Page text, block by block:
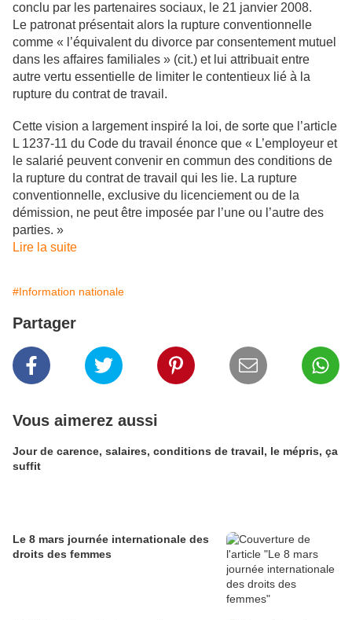
conclu par les partenaires sociaux, le 21 janvier 2008.
Le patronat présentait alors la rupture conventionnelle
comme « l’équivalent du divorce par consentement mutuel
dans les affaires familiales » (cit.) et lui attribuait entre
autre vertu essentielle de limiter le contentieux lié à la
rupture du contrat de travail.
Cette vision a largement inspiré la loi, de sorte que l’article
L 1237-11 du Code du travail énonce que « L’employeur et
le salarié peuvent convenir en commun des conditions de
la rupture du contrat de travail qui les lie. La rupture
conventionnelle, exclusive du licenciement ou de la
démission, ne peut être imposée par l’une ou l’autre des
parties. »
Lire la suite
#Information nationale
Partager
Vous aimerez aussi
Jour de carence, salaires, conditions de travail, le mépris, ça
suffit
Le 8 mars journée internationale des
droits des femmes